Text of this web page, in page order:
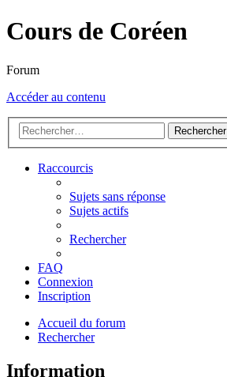
Cours de Coréen
Forum
Accéder au contenu
Rechercher
Raccourcis
Sujets sans réponse
Sujets actifs
Rechercher
FAQ
Connexion
Inscription
Accueil du forum
Rechercher
Information